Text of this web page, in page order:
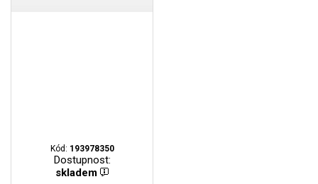
Kód: 193978350
Dostupnost:
skladem